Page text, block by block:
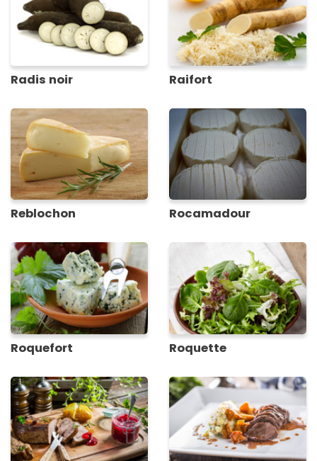
Radis noir Raifort
Reblochon Rocamadour
Roquefort Roquette